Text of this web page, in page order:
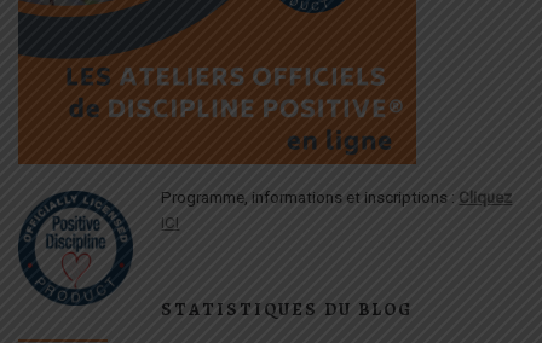
Programme, informations et inscriptions : Cliquez
ICI
STATISTIQUES DU BLOG